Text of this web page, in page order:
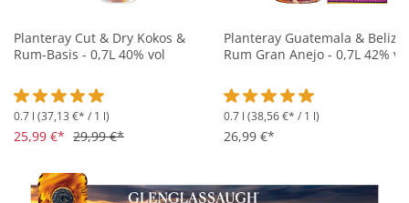
Planteray Cut & Dry Kokos &
Rum-Basis - 0,7L 40% vol
Durchschnittliche Bewertung von 5 von 5 Sternen
0.7 l (37,13 €* / 1 l)
25,99 €* 29,99 €*
Planteray Guatemala & Belize
Rum Gran Anejo - 0,7L 42%
Durchschnittliche
0.7 l (38,56 €* / 1 l)
26,99 €*